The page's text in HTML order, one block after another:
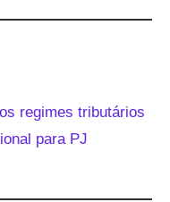
regimes tributários
para PJ